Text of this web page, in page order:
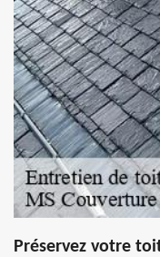
Préservez votre